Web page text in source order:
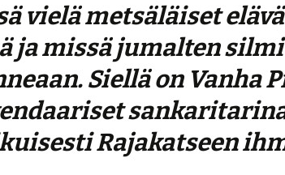
vielä metsäläiset
ja missä jumalten
Siellä on Vanha
Rajakatseen